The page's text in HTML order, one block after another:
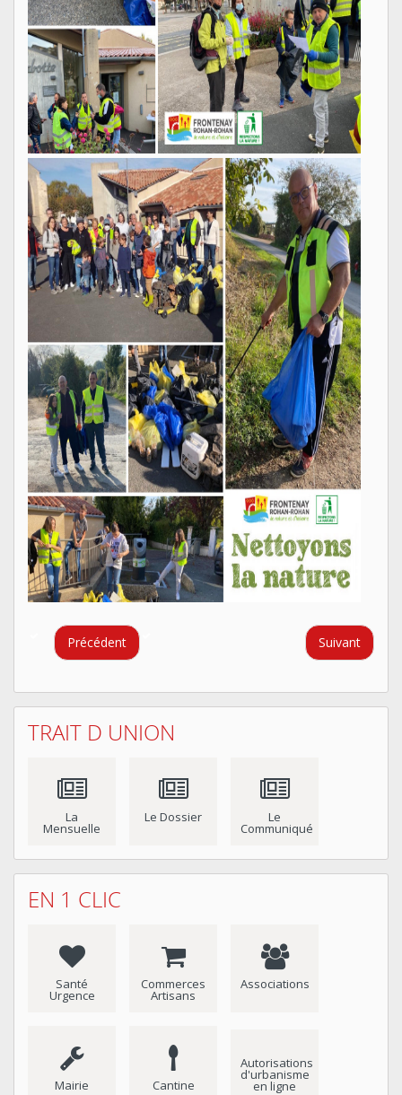
Précédent Suivant
TRAIT D UNION
La
Mensuelle
Le Dossier Le
Communiqué
EN 1 CLIC
Santé
Urgence
Commerces
Artisans
Associations
Mairie Cantine
Autorisations
d'urbanisme
en ligne